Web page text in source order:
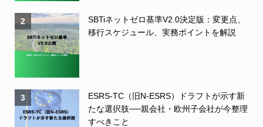
2
SBTiネットゼロ基準V2.0決定版：変更点、
移行スケジュール、実務ポイントを解説
3
ESRS-TC（旧N-ESRS）ドラフトが示す新
たな選択肢──親会社・欧州子会社が今整理
すべきこと